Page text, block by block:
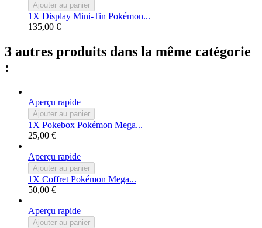
Ajouter au panier
1X Display Mini-Tin Pokémon...
135,00 €
3 autres produits dans la même catégorie
:
Aperçu rapide
Ajouter au panier
1X Pokebox Pokémon Mega...
25,00 €
Aperçu rapide
Ajouter au panier
1X Coffret Pokémon Mega...
50,00 €
Aperçu rapide
Ajouter au panier